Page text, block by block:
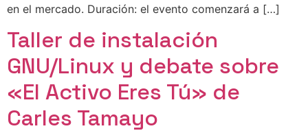
en el mercado. Duración: el evento comenzará a […]
Taller de instalación
GNU/Linux y debate sobre
«El Activo Eres Tú» de
Carles Tamayo